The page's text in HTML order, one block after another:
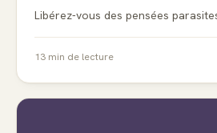
Libérez-vous des pensées
13 min de lecture